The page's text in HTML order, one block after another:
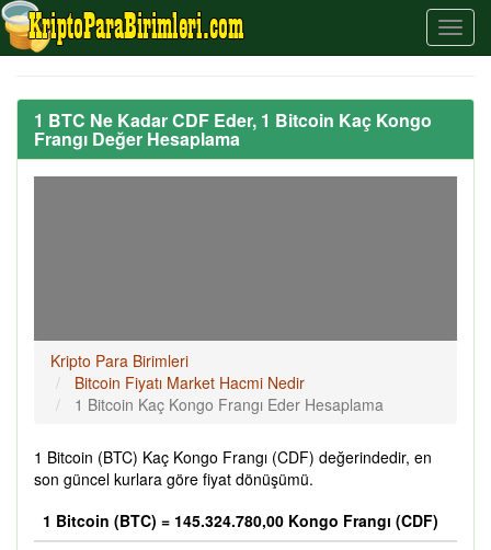
1 BTC Ne Kadar CDF Eder, 1 Bitcoin Kaç Kongo
Frangı Değer Hesaplama
Kripto Para Birimleri
Bitcoin Fiyatı Market Hacmi Nedir
1 Bitcoin Kaç Kongo Frangı Eder Hesaplama
1 Bitcoin (BTC) Kaç Kongo Frangı (CDF) değerindedir, en
son güncel kurlara göre fiyat dönüşümü.
1 Bitcoin (BTC) = 145.324.780,00 Kongo Frangı (CDF)